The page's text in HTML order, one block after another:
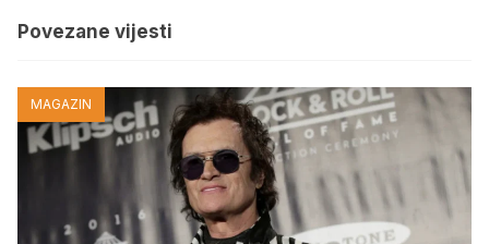
Povezane vijesti
MAGAZIN